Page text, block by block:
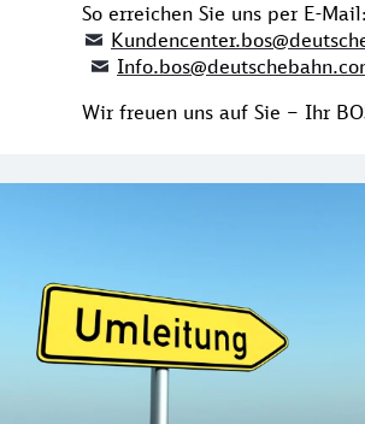
So erreichen Sie uns per E-Mail:
Wir freuen uns auf Sie – Ihr